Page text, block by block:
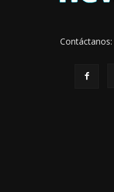
Contáctanos: